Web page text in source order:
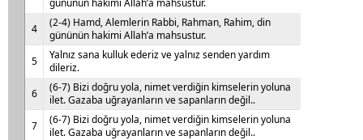
4
(2-4) Hamd, Alemlerin Rabbi, Rahman, Rahim, din
gününün hakimi Allah’a mahsustur.
5
Yalnız sana kulluk ederiz ve yalnız senden yardım
dileriz.
6
(6-7) Bizi doğru yola, nimet verdiğin kimselerin yoluna
ilet. Gazaba uğrayanların ve sapanların değil..
7
(6-7) Bizi doğru yola, nimet verdiğin kimselerin yoluna
ilet. Gazaba uğrayanların ve sapanların değil..